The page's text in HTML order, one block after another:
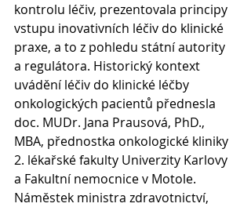
kontrolu léčiv, prezentovala principy
vstupu inovativních léčiv do klinické
praxe, a to z pohledu státní autority
a regulátora. Historický kontext
uvádění léčiv do klinické léčby
onkologických pacientů přednesla
doc. MUDr. Jana Prausová, PhD.,
MBA, přednostka onkologické kliniky
2. lékařské fakulty Univerzity Karlovy
a Fakultní nemocnice v Motole.
Náměstek ministra zdravotnictví,